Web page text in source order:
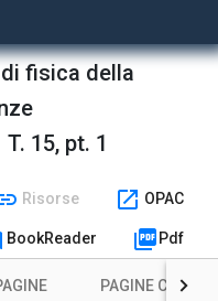
fisica della
15, pt. 1
Risorse open_in_new OPAC
BookReader picture_as_pdf Pdf
PAGINE CON